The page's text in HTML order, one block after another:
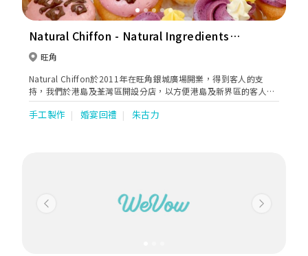
Natural Chiffon - Natural Ingredients
Bakery
旺角
Natural Chiffon於2011年在旺角銀城廣場開業，得到客人的支
持，我們於港島及荃灣區開設分店，以方便港島及新界區的客人訂
購及提取蛋糕。 在蛋糕創作的路上，除了賞心悅目外，少甜、無色
素、無香精一直是我們的堅持！ NC Cupcake的原味牛油蛋糕底及
人造香精、人造色素呢！
手工製作 婚宴回禮 朱古力
Previous Next